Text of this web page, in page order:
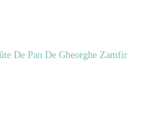
De Pan De Gheorghe Zamfir